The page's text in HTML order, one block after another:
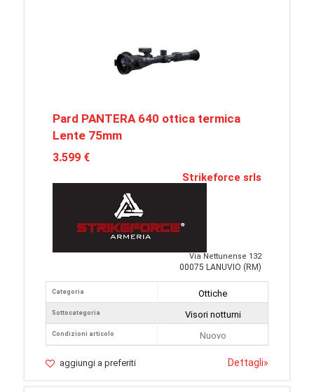
Pard PANTERA 640 ottica termica
Lente 75mm
3.599 €
Strikeforce srls
Via Nettunense 132
00075 LANUVIO (RM)
Categoria
Sottocategoria
Condizioni articolo
Ottiche
Visori notturni
Nuovo
aggiungi a preferiti Dettagli»